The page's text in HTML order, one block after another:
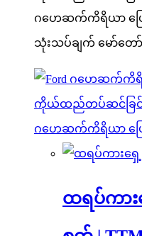
ဂဟေဆက်ကိရိယာ ဖြေရှ
သုံးသပ်ချက် မော်တ
ထရပ်ကာ